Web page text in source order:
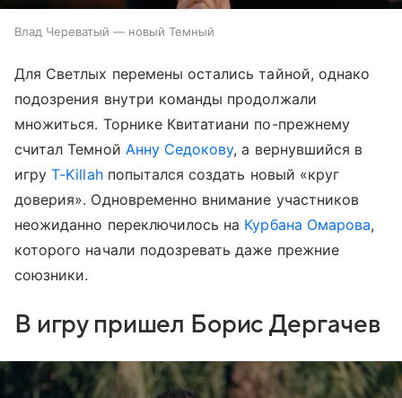
Влад Череватый — новый Темный
Для Светлых перемены остались тайной, однако
подозрения внутри команды продолжали
множиться. Торнике Квитатиани по-прежнему
считал Темной Анну Седокову, а вернувшийся в
игруT-Killahпопытался создать новый «круг
доверия». Одновременно внимание участников
неожиданно переключилось на Курбана Омарова,
которого начали подозревать даже прежние
союзники.
В игру пришел Борис Дергачев